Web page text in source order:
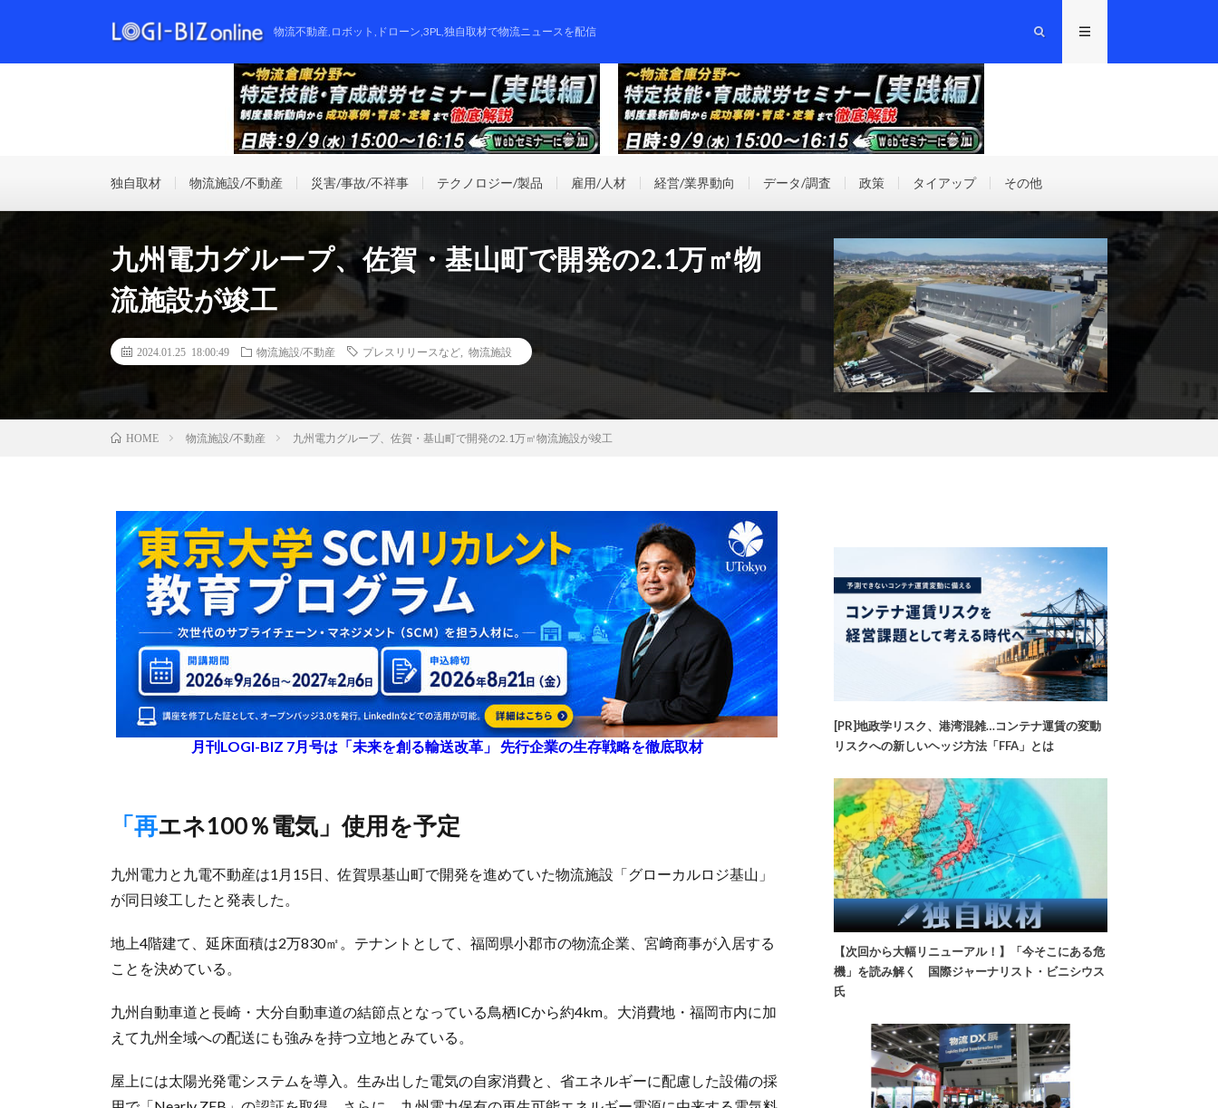
物流不動産,ロボット,ドローン,3PL,独自取材で物流ニュースを配信
独自取材 物流施設/不動産 災害/事故/不祥事 テクノロジー/製品 雇用/人材 経営/業界動向 データ/調査 政策 タイアップ その他
九州電力グループ、佐賀・基山町で開発の2.1万㎡物
流施設が竣工
2024.01.25 18:00:49 物流施設/不動産 プレスリリースなど 物流施設
HOME 物流施設/不動産 九州電力グループ、佐賀・基山町で開発の2.1万㎡物流施設が竣工
月刊LOGI-BIZ 7月号は「未来を創る輸送改革」 先行企業の生存戦略を徹底取材
「再エネ100％電気」使用を予定
九州電力と九電不動産は1月15日、佐賀県基山町で開発を進めていた物流施設「グローカルロジ基山」
が同日竣工したと発表した。
地上4階建て、延床面積は2万830㎡。テナントとして、福岡県小郡市の物流企業、宮﨑商事が入居する
ことを決めている。
九州自動車道と長崎・大分自動車道の結節点となっている鳥栖ICから約4km。大消費地・福岡市内に加
えて九州全域への配送にも強みを持つ立地とみている。
屋上には太陽光発電システムを導入。生み出した電気の自家消費と、省エネルギーに配慮した設備の採
[PR]地政学リスク、港湾混雑…コンテナ運賃の変動
リスクへの新しいヘッジ方法「FFA」とは
【次回から大幅リニューアル！】「今そこにある危
機」を読み解く 国際ジャーナリスト・ビニシウス
氏